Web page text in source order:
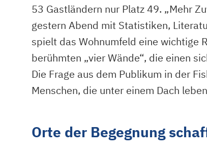
53 Gastländern nur Platz 49. „Mehr
gestern Abend mit Statistiken,
spielt das Wohnumfeld eine wichtige
berühmten „vier Wände“, die einen
Die Frage aus dem Publikum in der
Menschen, die unter einem Dach
Orte der Begegnung